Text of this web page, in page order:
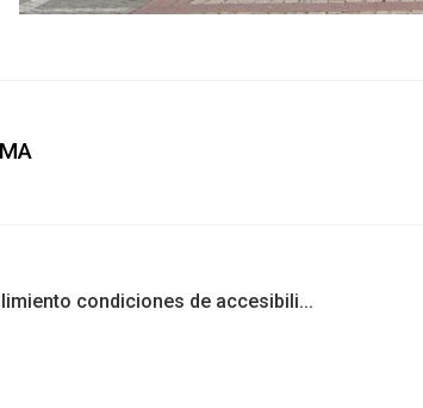
condiciones de accesibili...